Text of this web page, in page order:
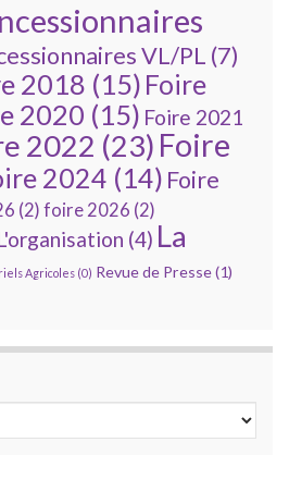
VL/PL (7)
2018 (15) Foire
2020 (15) Foire 2021
2022 (23) Foire
2024 (14) Foire
(2) foire 2026 (2)
(4) La
Agricoles (0) Revue de Presse(1)